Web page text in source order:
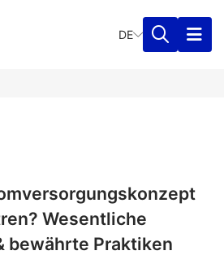
DE
Wesentliche
bewährte Praktiken